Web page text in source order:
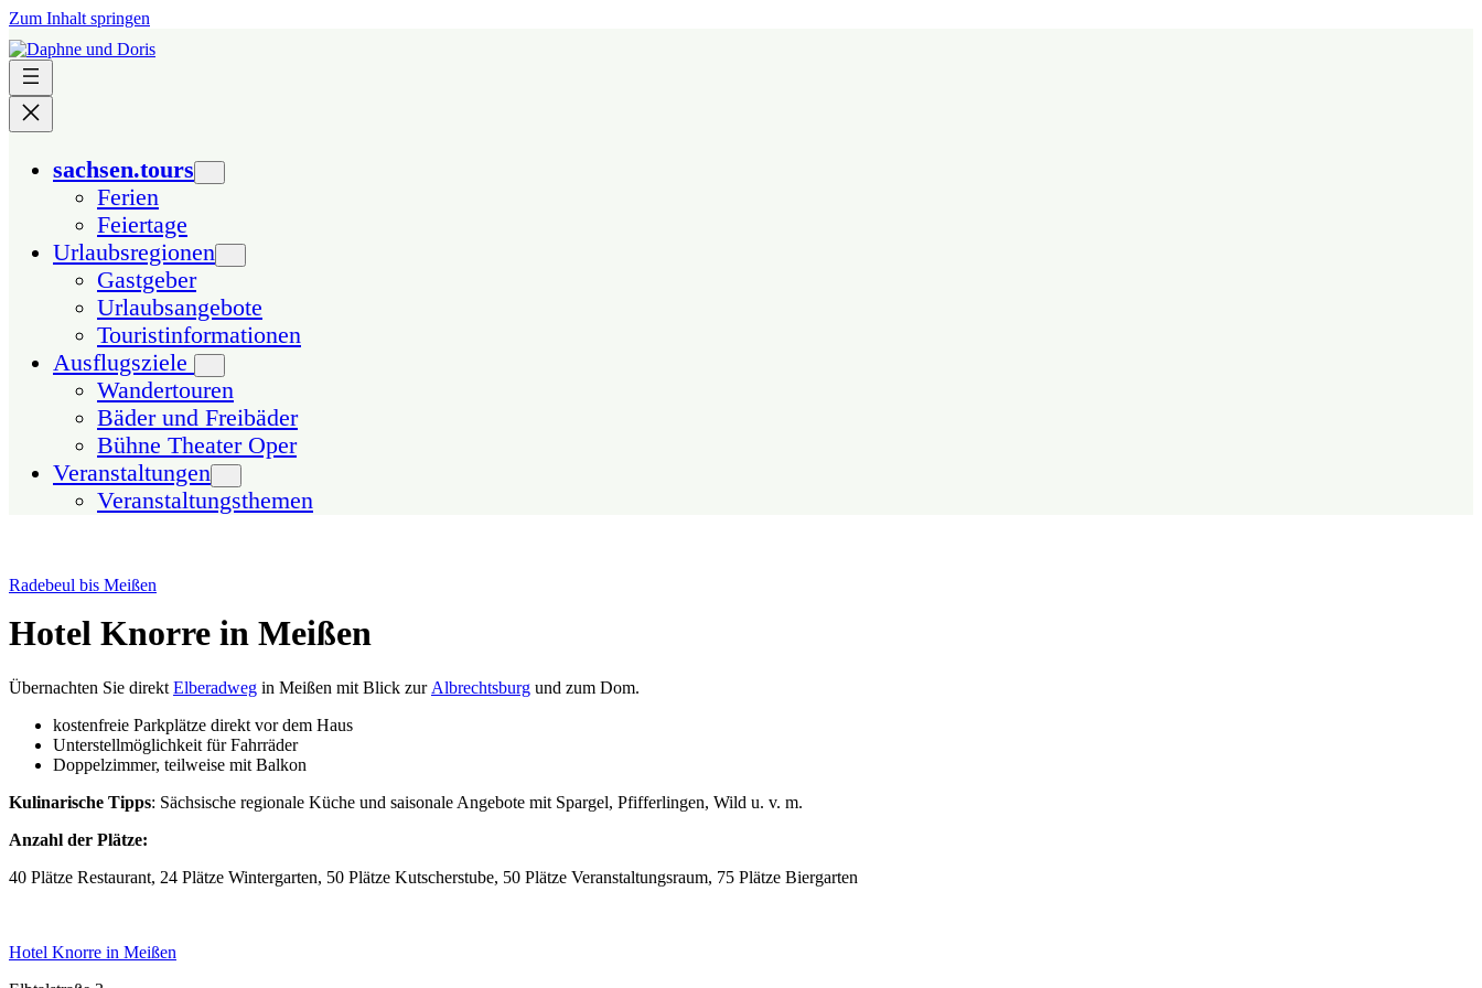
Zum Inhalt springen
sachsen.tours
Ferien
Feiertage
Urlaubsregionen
Gastgeber
Urlaubsangebote
Touristinformationen
Ausflugsziele
Wandertouren
Bäder und Freibäder
Bühne Theater Oper
Veranstaltungen
Veranstaltungsthemen
Radebeul bis Meißen
Hotel Knorre in Meißen
Übernachten Sie direkt Elberadweg in Meißen mit Blick zur Albrechtsburg und zum Dom.
kostenfreie Parkplätze direkt vor dem Haus
Unterstellmöglichkeit für Fahrräder
Doppelzimmer, teilweise mit Balkon
Kulinarische Tipps: Sächsische regionale Küche und saisonale Angebote mit Spargel, Pfifferlingen, Wild u. v. m.
Anzahl der Plätze:
40 Plätze Restaurant, 24 Plätze Wintergarten, 50 Plätze Kutscherstube, 50 Plätze Veranstaltungsraum, 75 Plätze Biergarten
Hotel Knorre in Meißen